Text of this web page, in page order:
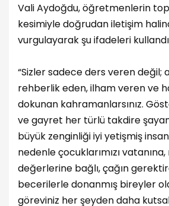
Vali Aydoğdu, öğretmenlerin
kesimiyle doğrudan iletişim
vurgulayarak şu ifadeleri
“Sizler sadece ders veren değil;
rehberlik eden, ilham veren ve
dokunan kahramanlarsınız.
ve gayret her türlü takdire
büyük zenginliği iyi yetişmiş
nedenle çocuklarımızı
değerlerine bağlı, çağın
becerilerle donanmış bireyler
göreviniz her şeyden daha